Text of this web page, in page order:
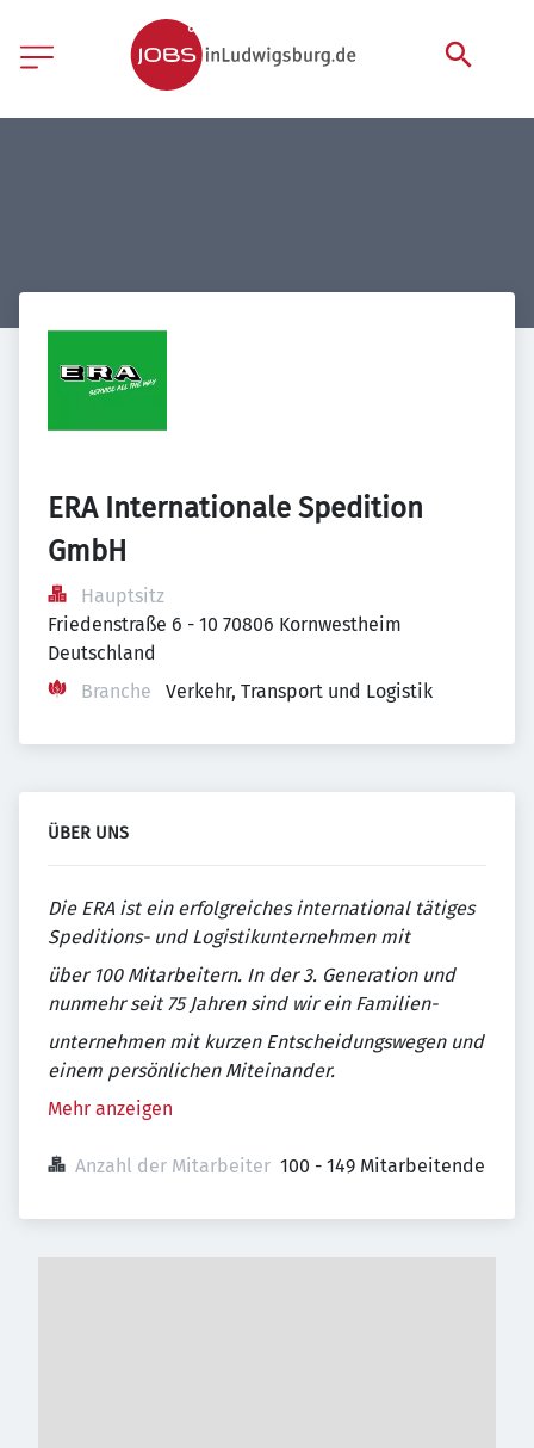
ERA Internationale Spedition
GmbH
Hauptsitz
Friedenstraße 6 - 10 70806 Kornwestheim
Deutschland
Branche
Verkehr, Transport und Logistik
ÜBER UNS
Die ERA ist ein erfolgreiches international tätiges
Speditions- und Logistikunternehmen mit
über 100 Mitarbeitern. In der 3. Generation und
nunmehr seit 75 Jahren sind wir ein Familien-
unternehmen mit kurzen Entscheidungswegen und
einem persönlichen Miteinander.
Mehr anzeigen
Anzahl der Mitarbeiter 100 - 149 Mitarbeitende